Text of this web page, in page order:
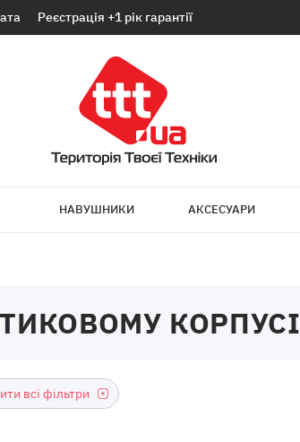
Реєстрація +1 рік гарантії
НАВУШНИКИ АКСЕСУАРИ
КОРПУСІ
всі фільтри